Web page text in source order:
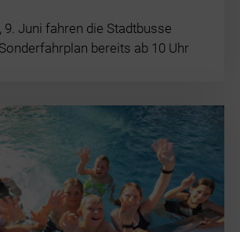
9. Juni fahren die Stadtbusse
bereits ab 10 Uhr